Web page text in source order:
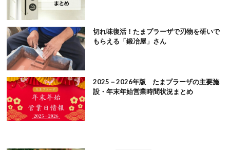
切れ味復活！たまプラーザで刃物を研いで
もらえる「鍛冶屋」さん
2025－2026年版 たまプラーザの主要施
設・年末年始営業時間状況まとめ